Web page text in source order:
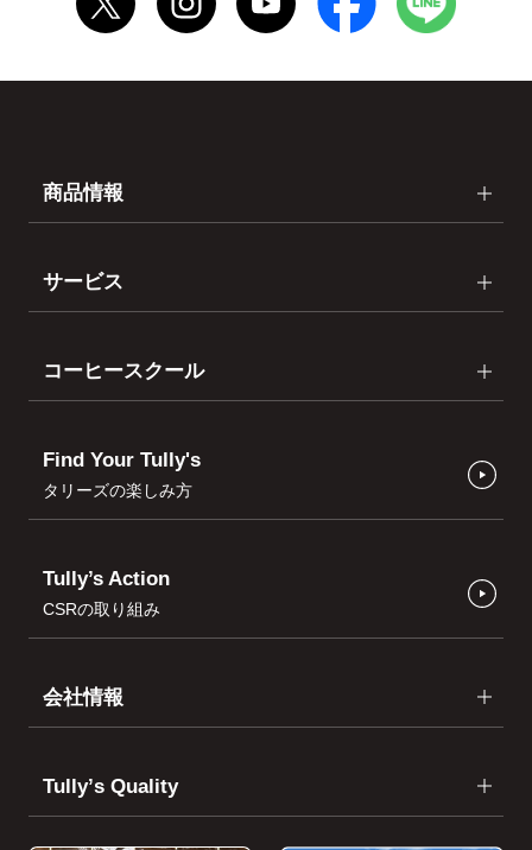
商品情報
サービス
コーヒースクール
Find Your Tully's
タリーズの楽しみ方
Tully’s Action
CSRの取り組み
会社情報
Tullyʼs Quality